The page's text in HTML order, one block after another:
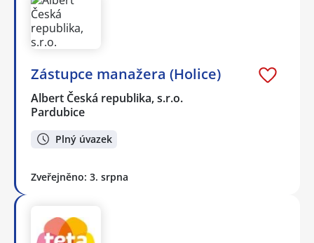
Zástupce manažera (Holice)
Albert Česká republika, s.r.o.
Pardubice
Plný úvazek
Zveřejněno: 3. srpna